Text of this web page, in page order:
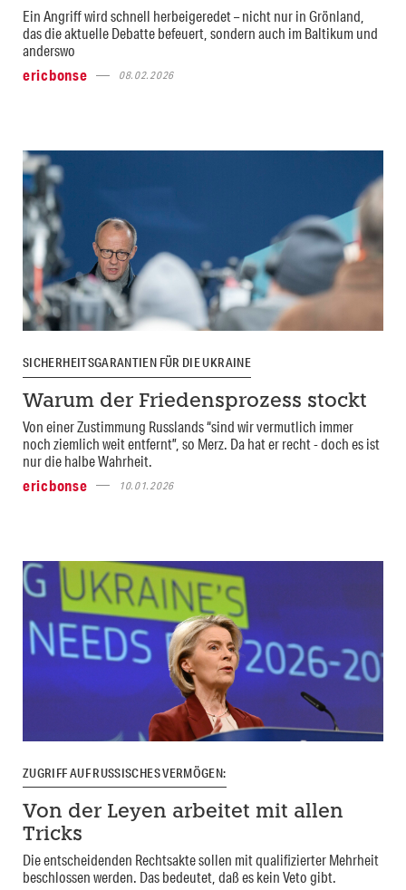
Ein Angriff wird schnell herbeigeredet – nicht nur in Grönland,
das die aktuelle Debatte befeuert, sondern auch im Baltikum und
anderswo
ericbonse
08.02.2026
SICHERHEITSGARANTIEN FÜR DIE UKRAINE
Warum der Friedensprozess stockt
Von einer Zustimmung Russlands “sind wir vermutlich immer
noch ziemlich weit entfernt”, so Merz. Da hat er recht - doch es ist
nur die halbe Wahrheit.
ericbonse
10.01.2026
ZUGRIFF AUF RUSSISCHES VERMÖGEN:
Von der Leyen arbeitet mit allen
Tricks
Die entscheidenden Rechtsakte sollen mit qualifizierter Mehrheit
beschlossen werden. Das bedeutet, daß es kein Veto gibt.